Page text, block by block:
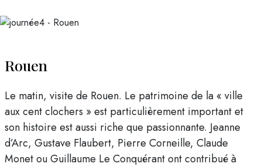
Rouen
Le matin, visite de Rouen. Le patrimoine de la « ville
aux cent clochers » est particulièrement important et
son histoire est aussi riche que passionnante. Jeanne
d’Arc, Gustave Flaubert, Pierre Corneille, Claude
Monet ou Guillaume Le Conquérant ont contribué à